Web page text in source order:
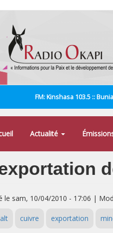
FM: Kinshasa 103.5 ::
Actualité
le sam, 10/04/2010 - 17:06 |
cuivre exportation